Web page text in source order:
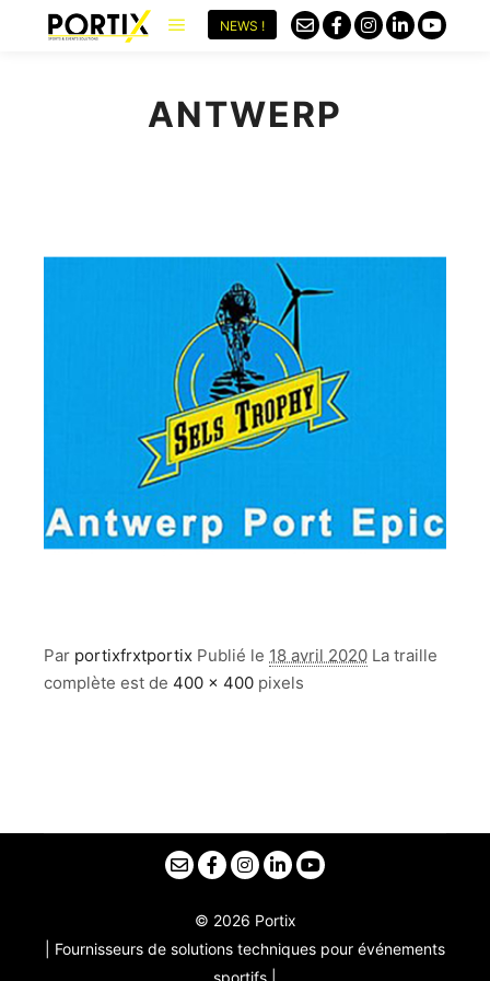
NEWS !
ANTWERP
Par portixfrxtportix Publié le 18 avril 2020 La traille
complète est de 400 × 400 pixels
© 2026 Portix
| Fournisseurs de solutions techniques pour événements
sportifs |